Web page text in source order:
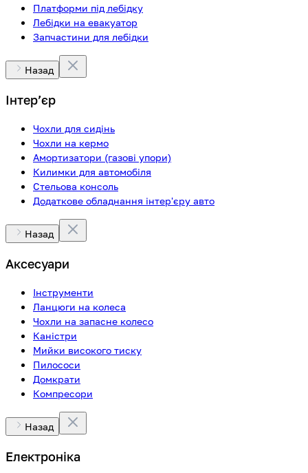
Платформи під лебідку
Лебідки на евакуатор
Запчастини для лебідки
Назад
Інтерʼєр
Чохли для сидінь
Чохли на кермо
Амортизатори (газові упори)
Килимки для автомобіля
Стельова консоль
Додаткове обладнання інтер'єру авто
Назад
Аксесуари
Інструменти
Ланцюги на колеса
Чохли на запасне колесо
Каністри
Мийки високого тиску
Пилососи
Домкрати
Компресори
Назад
Електроніка